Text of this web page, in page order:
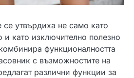
утвърдиха не само като
и като изключително полезно
функционалността
с възможностите на
различни функции за